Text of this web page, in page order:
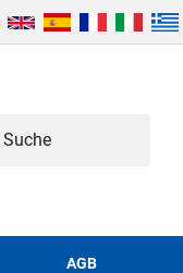
Suche
AGB